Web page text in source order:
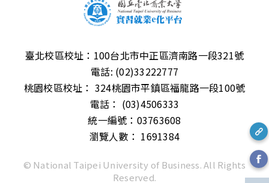
臺北校區校址： 100台北市中正區濟南路一段321號
電話: (02)33222777
桃園校區校址： 324桃園市平鎮區福龍路一段100號
電話： (03)4506333
統一編號：03763608
瀏覽人數： 1691384
© National Taipei University of Business. All Rights
Reserved.